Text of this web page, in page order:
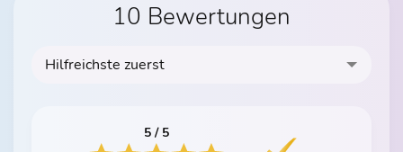
10 Bewertungen
Hilfreichste zuerst
5 / 5